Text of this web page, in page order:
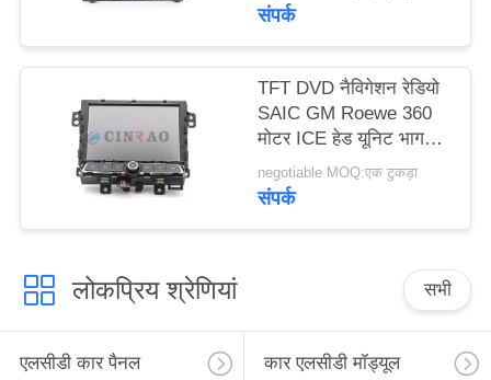
संपर्क
TFT DVD नैविगेशन रेडियो
SAIC GM Roewe 360 ​​
मोटर ICE हेड यूनिट भाग
संख्या 10314480
negotiable MOQ:एक टुकड़ा
संपर्क
लोकप्रिय श्रेणियां सभी
एलसीडी कार पैनल कार एलसीडी मॉड्यूल